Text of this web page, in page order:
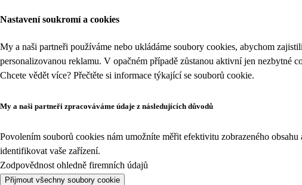
Nastavení soukromí a cookies
My a naši partneři používáme nebo ukládáme soubory cookies, abychom
personalizovanou reklamu. V opačném případě zůstanou aktivní jen
Chcete vědět více? Přečtěte si informace týkající se souborů cookie.
My a naši partneři zpracováváme údaje z následujících důvodů
Povolením souborů cookies nám umožníte měřit efektivitu zobrazeného
identifikovat vaše zařízení.
Zodpovědnost ohledně firemních údajů
Přijmout všechny soubory cookie